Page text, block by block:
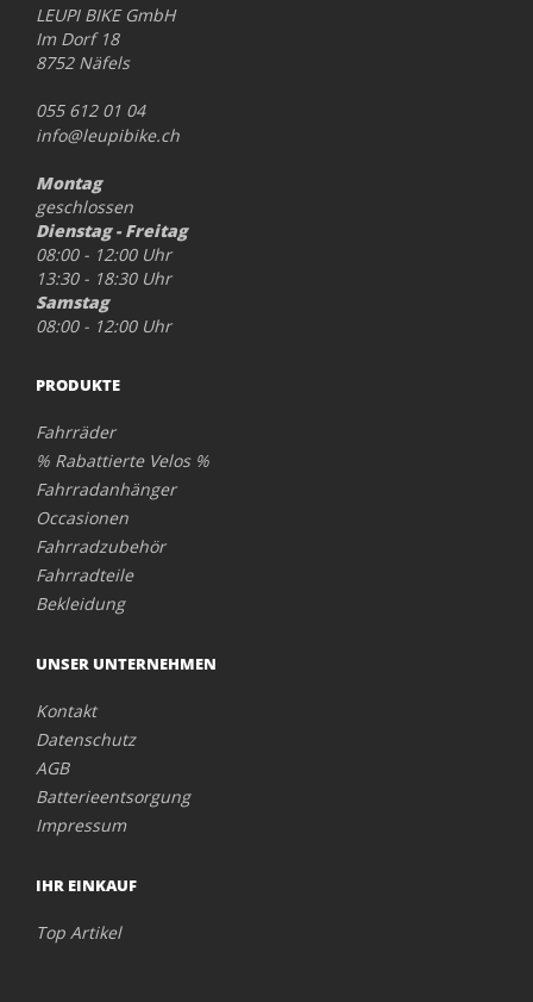
LEUPI BIKE GmbH
Im Dorf 18
8752 Näfels
055 612 01 04
info@leupibike.ch
Montag
geschlossen
Dienstag - Freitag
08:00 - 12:00 Uhr
13:30 - 18:30 Uhr
Samstag
08:00 - 12:00 Uhr
PRODUKTE
Fahrräder
% Rabattierte Velos %
Fahrradanhänger
Occasionen
Fahrradzubehör
Fahrradteile
Bekleidung
UNSER UNTERNEHMEN
Kontakt
Datenschutz
AGB
Batterieentsorgung
Impressum
IHR EINKAUF
Top Artikel